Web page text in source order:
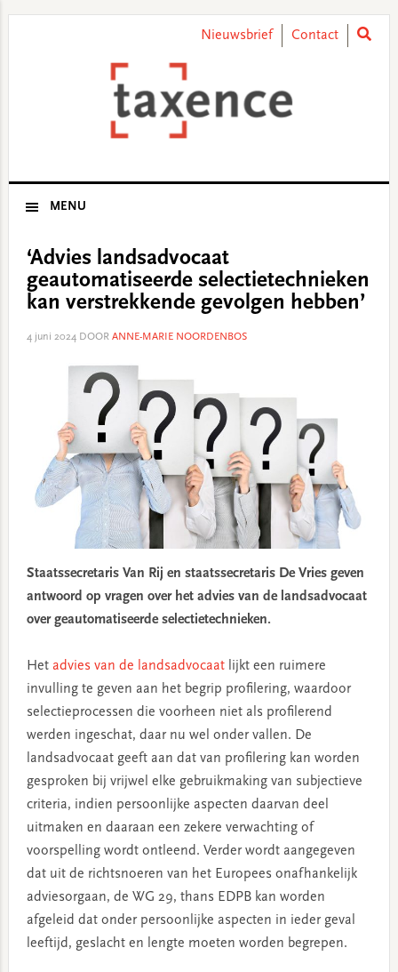
Nieuwsbrief Contact
MENU
‘Advies landsadvocaat
geautomatiseerde selectietechnieken
kan verstrekkende gevolgen hebben’
4 juni 2024DOOR ANNE-MARIE NOORDENBOS
Staatssecretaris Van Rij en staatssecretaris De Vries geven
antwoord op vragen over het advies van de landsadvocaat
over geautomatiseerde selectietechnieken.
Het advies van de landsadvocaatlijkt een ruimere
invulling te geven aan het begrip profilering, waardoor
selectieprocessen die voorheen niet als profilerend
werden ingeschat, daar nu wel onder vallen. De
landsadvocaat geeft aan dat van profilering kan worden
gesproken bij vrijwel elke gebruikmaking van subjectieve
criteria, indien persoonlijke aspecten daarvan deel
uitmaken en daaraan een zekere verwachting of
voorspelling wordt ontleend. Verder wordt aangegeven
dat uit de richtsnoeren van het Europees onafhankelijk
adviesorgaan, de WG 29, thans EDPB kan worden
afgeleid dat onder persoonlijke aspecten in ieder geval
leeftijd, geslacht en lengte moeten worden begrepen.